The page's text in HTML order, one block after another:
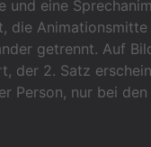
eine
getrennt. Auf
der 2. Satz
nur bei